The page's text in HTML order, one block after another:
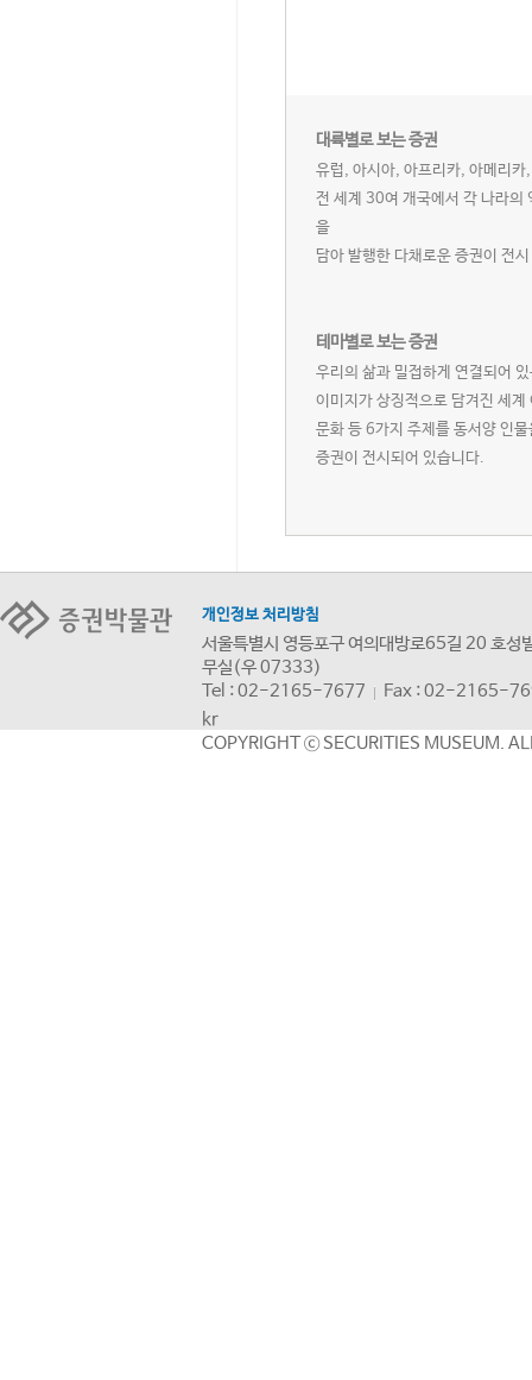
대륙별로 보는 증권
유럽, 아시아, 아프리카, 아메리카
전 세계 30여 개국에서 각 나라의
을
담아 발행한 다채로운 증권이 전
테마별로 보는 증권
우리의 삶과 밀접하게 연결되어
이미지가 상징적으로 담겨진 세
문화 등 6가지 주제를 동서양 인
증권이 전시되어 있습니다.
개인정보 처리방침
서울특별시 영등포구 여의대방로65길 20 호성
무실(우 07333)
Tel : 02-2165-7677
Fax : 02-2165-
kr
COPYRIGHT ⓒ SECURITIES MUSEUM.